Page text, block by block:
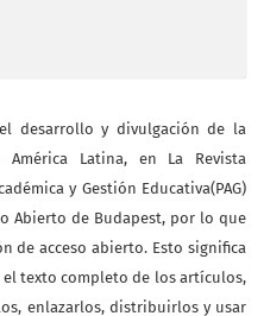
desarrollo y divulgación de la
Latina, en La Revista
y Gestión Educativa(PAG)
Abierto de Budapest, por lo que
de acceso abierto. Esto significa
texto completo de los artículos,
enlazarlos, distribuirlos y usar